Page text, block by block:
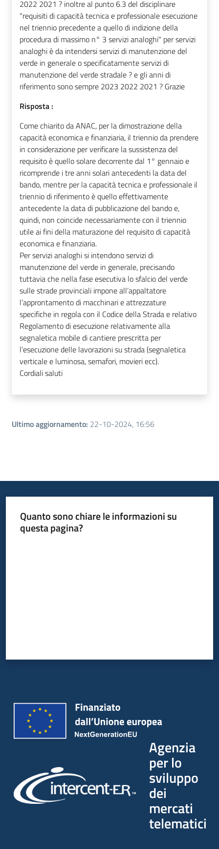
2022 2021 ? inoltre al punto 6.3 del disciplinare
"requisiti di capacità tecnica e professionale esecuzione
nel triennio precedente a quello di indizione della
procedura di massimo n° 3 servizi analoghi" per servizi
analoghi è da intendersi servizi di manutenzione del
verde in generale o specificatamente servizi di
manutenzione del verde stradale ? e gli anni di
riferimento sono sempre 2023 2022 2021 ? Grazie
Risposta :
Come chiarito da ANAC, per la dimostrazione della
capacità economica e finanziaria, il triennio da prendere
in considerazione per verificare la sussistenza del
requisito è quello solare decorrente dal 1° gennaio e
ricomprende i tre anni solari antecedenti la data del
bando, mentre per la capacità tecnica e professionale il
triennio di riferimento è quello effettivamente
antecedente la data di pubblicazione del bando e,
quindi, non coincide necessariamente con il triennio
utile ai fini della maturazione del requisito di capacità
economica e finanziaria.
Per servizi analoghi si intendono servizi di
manutenzione del verde in generale, precisando
tuttavia che nella fase esecutiva lo sfalcio del verde
sulle strade provinciali impone all’appaltatore
l’approntamento di macchinari e attrezzature
specifiche in regola con il Codice della Strada e relativo
Regolamento di esecuzione relativamente alla
segnaletica mobile di cantiere prescritta per
l’esecuzione delle lavorazioni su strada (segnaletica
verticale e luminosa, semafori, movieri ecc).
Cordiali saluti
Ultimo aggiornamento: 22-10-2024, 16:56
Quanto sono chiare le informazioni su
questa pagina?
Agenzia
per lo
sviluppo
dei
mercati
telematici